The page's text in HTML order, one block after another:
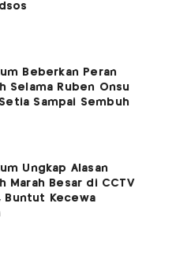
Beberkan Peran
Selama Ruben Onsu
Sampai Sembuh
Ungkap Alasan
Marah Besar di CCTV
Buntut Kecewa